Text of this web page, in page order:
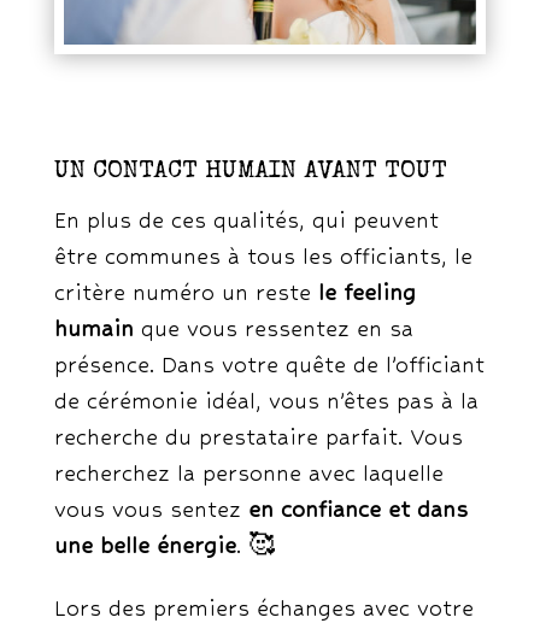
UN CONTACT HUMAIN AVANT TOUT
En plus de ces qualités, qui peuvent
être communes à tous les officiants, le
critère numéro un reste le feeling
humain que vous ressentez en sa
présence. Dans votre quête de l’officiant
de cérémonie idéal, vous n’êtes pas à la
recherche du prestataire parfait. Vous
recherchez la personne avec laquelle
vous vous sentez en confiance et dans
une belle énergie. 🥰
Lors des premiers échanges avec votre